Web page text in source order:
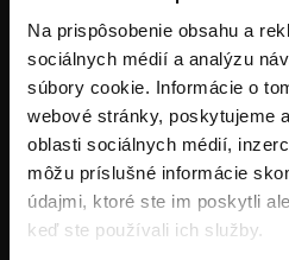
Na prispôsobenie obsahu a
sociálnych médií a analýzu
súbory cookie. Informácie o
webové stránky, poskytujeme
oblasti sociálnych médií,
môžu príslušné informácie
údajmi, ktoré ste im poskytli
keď ste používali ich služby.